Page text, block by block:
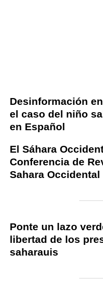
Desinformación
el caso del niño
en Español
El Sáhara
Conferencia de
Sahara Occidental
Ponte un lazo
libertad de los
saharauis